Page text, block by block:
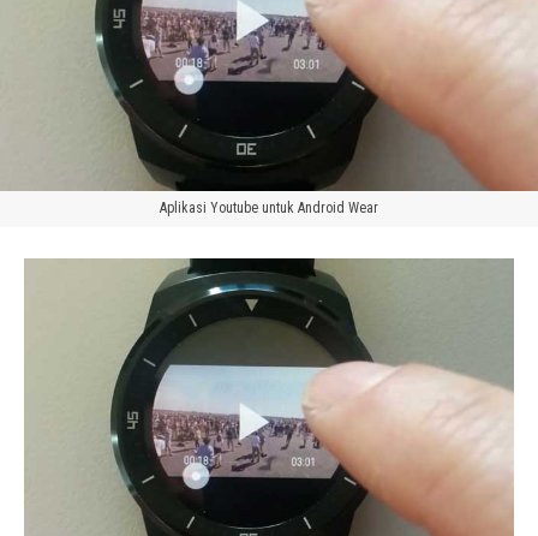
Aplikasi Youtube untuk Android Wear